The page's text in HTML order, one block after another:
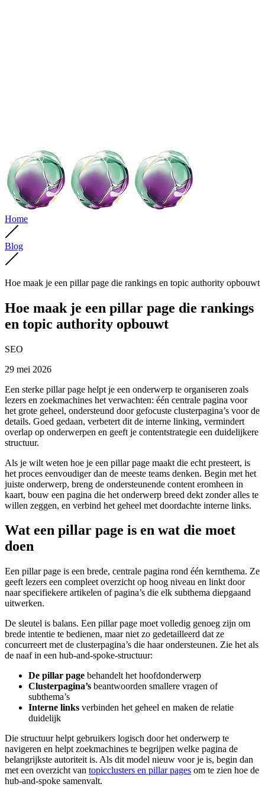
Home
Blog
Hoe maak je een pillar page die rankings en topic authority opbouwt
Hoe maak je een pillar page die rankings
en topic authority opbouwt
SEO
29 mei 2026
Een sterke pillar page helpt je een onderwerp te organiseren zoals
lezers en zoekmachines het verwachten: één centrale pagina voor
het grote geheel, ondersteund door gefocuste clusterpagina’s voor de
details. Goed gedaan, verbetert dit de interne linking, vermindert
overlap op onderwerpen en geeft je contentstrategie een duidelijkere
structuur.
Als je wilt weten hoe je een pillar page maakt die echt presteert, is
het proces eenvoudiger dan de meeste teams denken. Begin met het
juiste onderwerp, breng de ondersteunende content eromheen in
kaart, bouw een pagina die het onderwerp breed dekt zonder alles te
willen zeggen, en verbind het geheel met doordachte interne links.
Wat een pillar page is en wat die moet
doen
Een pillar page is een brede, centrale pagina rond één kernthema. Ze
geeft lezers een compleet overzicht op hoog niveau en linkt door
naar specifiekere artikelen of pagina’s die elk subthema diepgaand
uitwerken.
De sleutel is balans. Een pillar page moet volledig genoeg zijn om
brede intentie te bedienen, maar niet zo gedetailleerd dat ze
concurreert met de clusterpagina’s die haar ondersteunen. Zie het als
de naaf in een hub-and-spoke-structuur:
De pillar page behandelt het hoofdonderwerp
Clusterpagina’s beantwoorden smallere vragen of
subthema’s
Interne links verbinden het geheel en maken de relatie
duidelijk
Die structuur helpt gebruikers logisch door het onderwerp te
navigeren en helpt zoekmachines te begrijpen welke pagina de
belangrijkste autoriteit is. Als dit model nieuw voor je is, begin dan
met een overzicht van topicclusters en pillar pages om te zien hoe de
hub-and-spoke samenvalt.